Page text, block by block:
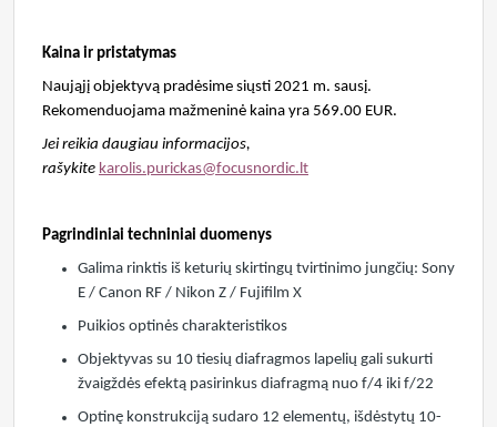
Kaina ir pristatymas
Naująjį objektyvą pradėsime siųsti 2021 m. sausį.
Rekomenduojama mažmeninė kaina yra 569.00 EUR.
Jei reikia daugiau informacijos,
rašykite karolis.purickas@focusnordic.lt
Pagrindiniai techniniai duomenys
Galima rinktis iš keturių skirtingų tvirtinimo jungčių: Sony
E / Canon RF / Nikon Z / Fujifilm X
Puikios optinės charakteristikos
Objektyvas su 10 tiesių diafragmos lapelių gali sukurti
žvaigždės efektą pasirinkus diafragmą nuo f/4 iki f/22
Optinę konstrukciją sudaro 12 elementų, išdėstytų 10-